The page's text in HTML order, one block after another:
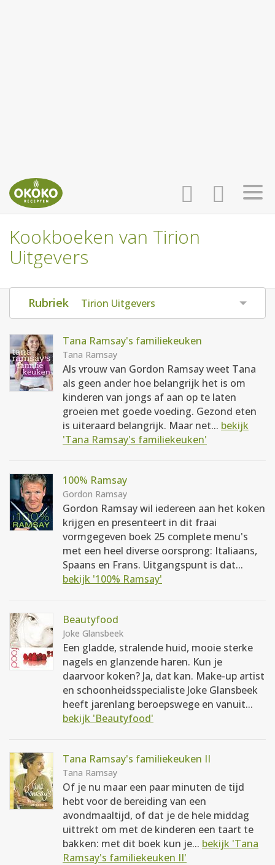
INLOGGEN
AANMELDEN
HOME
RECEPTEN
WEEKMENU'S
KOOKBOEKEN
Kookboeken van Tirion
Uitgevers
Rubriek Tirion Uitgevers
Tana Ramsay's familiekeuken
Tana Ramsay
Als vrouw van Gordon Ramsay weet Tana
als geen ander hoe belangrijk het is om
kinderen van jongs af aan op te laten
groeien met goede voeding. Gezond eten
is uiteraard belangrijk. Maar net... bekijk
'Tana Ramsay's familiekeuken'
100% Ramsay
Gordon Ramsay
Gordon Ramsay wil iedereen aan het koken
krijgen en presenteert in dit fraai
vormgegeven boek 25 complete menu's
met een heel diverse oorsprong: Italiaans,
Spaans en Frans. Uitgangspunt is dat...
bekijk '100% Ramsay'
Beautyfood
Joke Glansbeek
Een gladde, stralende huid, mooie sterke
nagels en glanzende haren. Kun je
daarvoor koken? Ja, dat kan. Make-up artist
en schoonheidsspecialiste Joke Glansbeek
heeft jarenlang beroepswege en vanuit...
bekijk 'Beautyfood'
Tana Ramsay's familiekeuken II
Tana Ramsay
Of je nu maar een paar minuten de tijd
hebt voor de bereiding van een
avondmaaltijd, of dat je de hele middag
uittrekt om met de kinderen een taart te
bakken: met dit boek kun je... bekijk 'Tana
Ramsay's familiekeuken II'